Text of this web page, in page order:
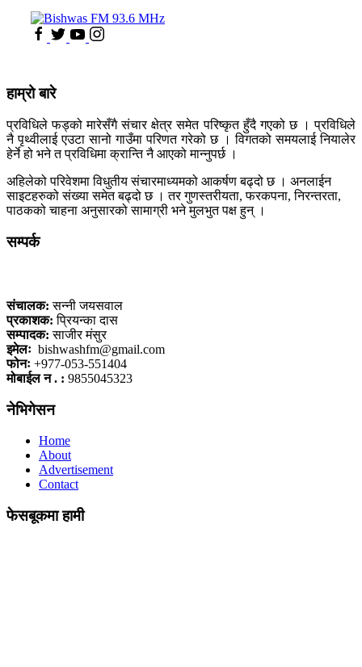
हाम्रो बारे
प्रविधिले फड्को मारेसँगै संचार क्षेत्र समेत परिष्कृत हुँदै गएको छ । प्रविधिले
नै पृथ्वीलाई एउटा सानो गाउँमा परिणत गरेको छ । विगतको समयलाई नियालेर
हेर्ने हो भने त प्रविधिमा क्रान्ति नै आएको मान्नुपर्छ ।
अहिलेको परिवेशमा विधुतीय संचारमाध्यमको आकर्षण बढ्दो छ । अनलाईन
साइटहरुको संख्या समेत बढ्दो छ । तर गुणस्तरीयता, फरकपना, निरन्तरता,
पाठकको चाहना अनुसारको सामाग्री भने मुलभुत पक्ष हुन् ।
सम्पर्क
संचालक: सन्नी जयसवाल
प्रकाशक: प्रियन्का दास
सम्पादक: साजीर मंसुर
इमेलः bishwashfm@gmail.com
फोनः +977-053-551404
मोबाईल न . : 9855045323
नेभिगेसन
Home
About
Advertisement
Contact
फेसबूकमा हामी